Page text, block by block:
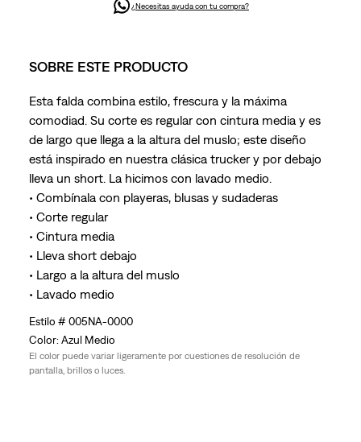
¿Necesitas ayuda con tu compra?
SOBRE ESTE PRODUCTO
Esta falda combina estilo, frescura y la máxima
comodiad. Su corte es regular con cintura media y es
de largo que llega a la altura del muslo; este diseño
está inspirado en nuestra clásica trucker y por debajo
lleva un short. La hicimos con lavado medio.
• Combínala con playeras, blusas y sudaderas
• Corte regular
• Cintura media
• Lleva short debajo
• Largo a la altura del muslo
• Lavado medio
005NA-0000
Azul Medio
El color puede variar ligeramente por cuestiones de resolución de
pantalla, brillos o luces.